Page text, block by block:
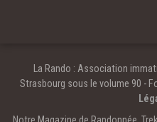
La Rando : Association
Strasbourg sous le volume 90 -